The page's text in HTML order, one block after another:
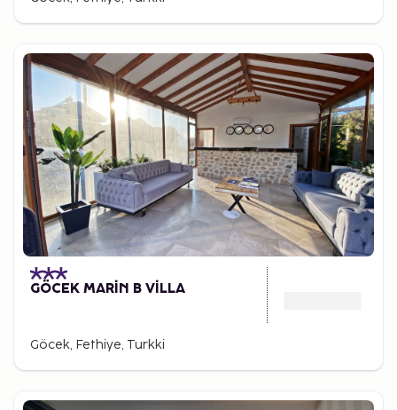
GÖCEK MARİN B VİLLA
Göcek, Fethiye, Turkki